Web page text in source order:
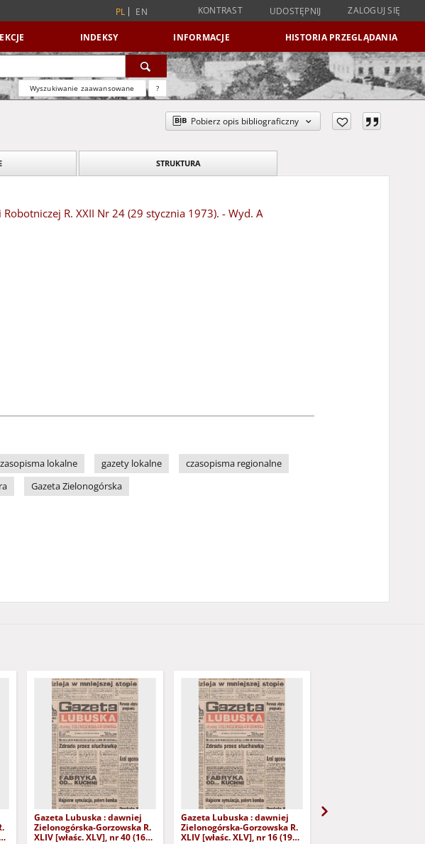
PL EN KONTRAST UDOSTĘPNIJ ZALOGUJ SIĘ
INDEKSY INFORMACJE HISTORIA PRZEGLĄDANIA
Wyszukiwanie zaawansowane ?
Pobierz opis bibliograficzny
STRUKTURA
R. XXII Nr 24 (29 stycznia 1973). - Wyd. A
lokalne gazety lokalne
czasopisma regionalne
Gazeta Zielonogórska
Gazeta Lubuska : dawniej
Zielonogórska-Gorzowska R.
XLIV [właśc. XLV], nr 40 (16
Gazeta Lubuska : dawniej
Zielonogórska-Gorzowska R.
XLIV [właśc. XLV], nr 16 (19